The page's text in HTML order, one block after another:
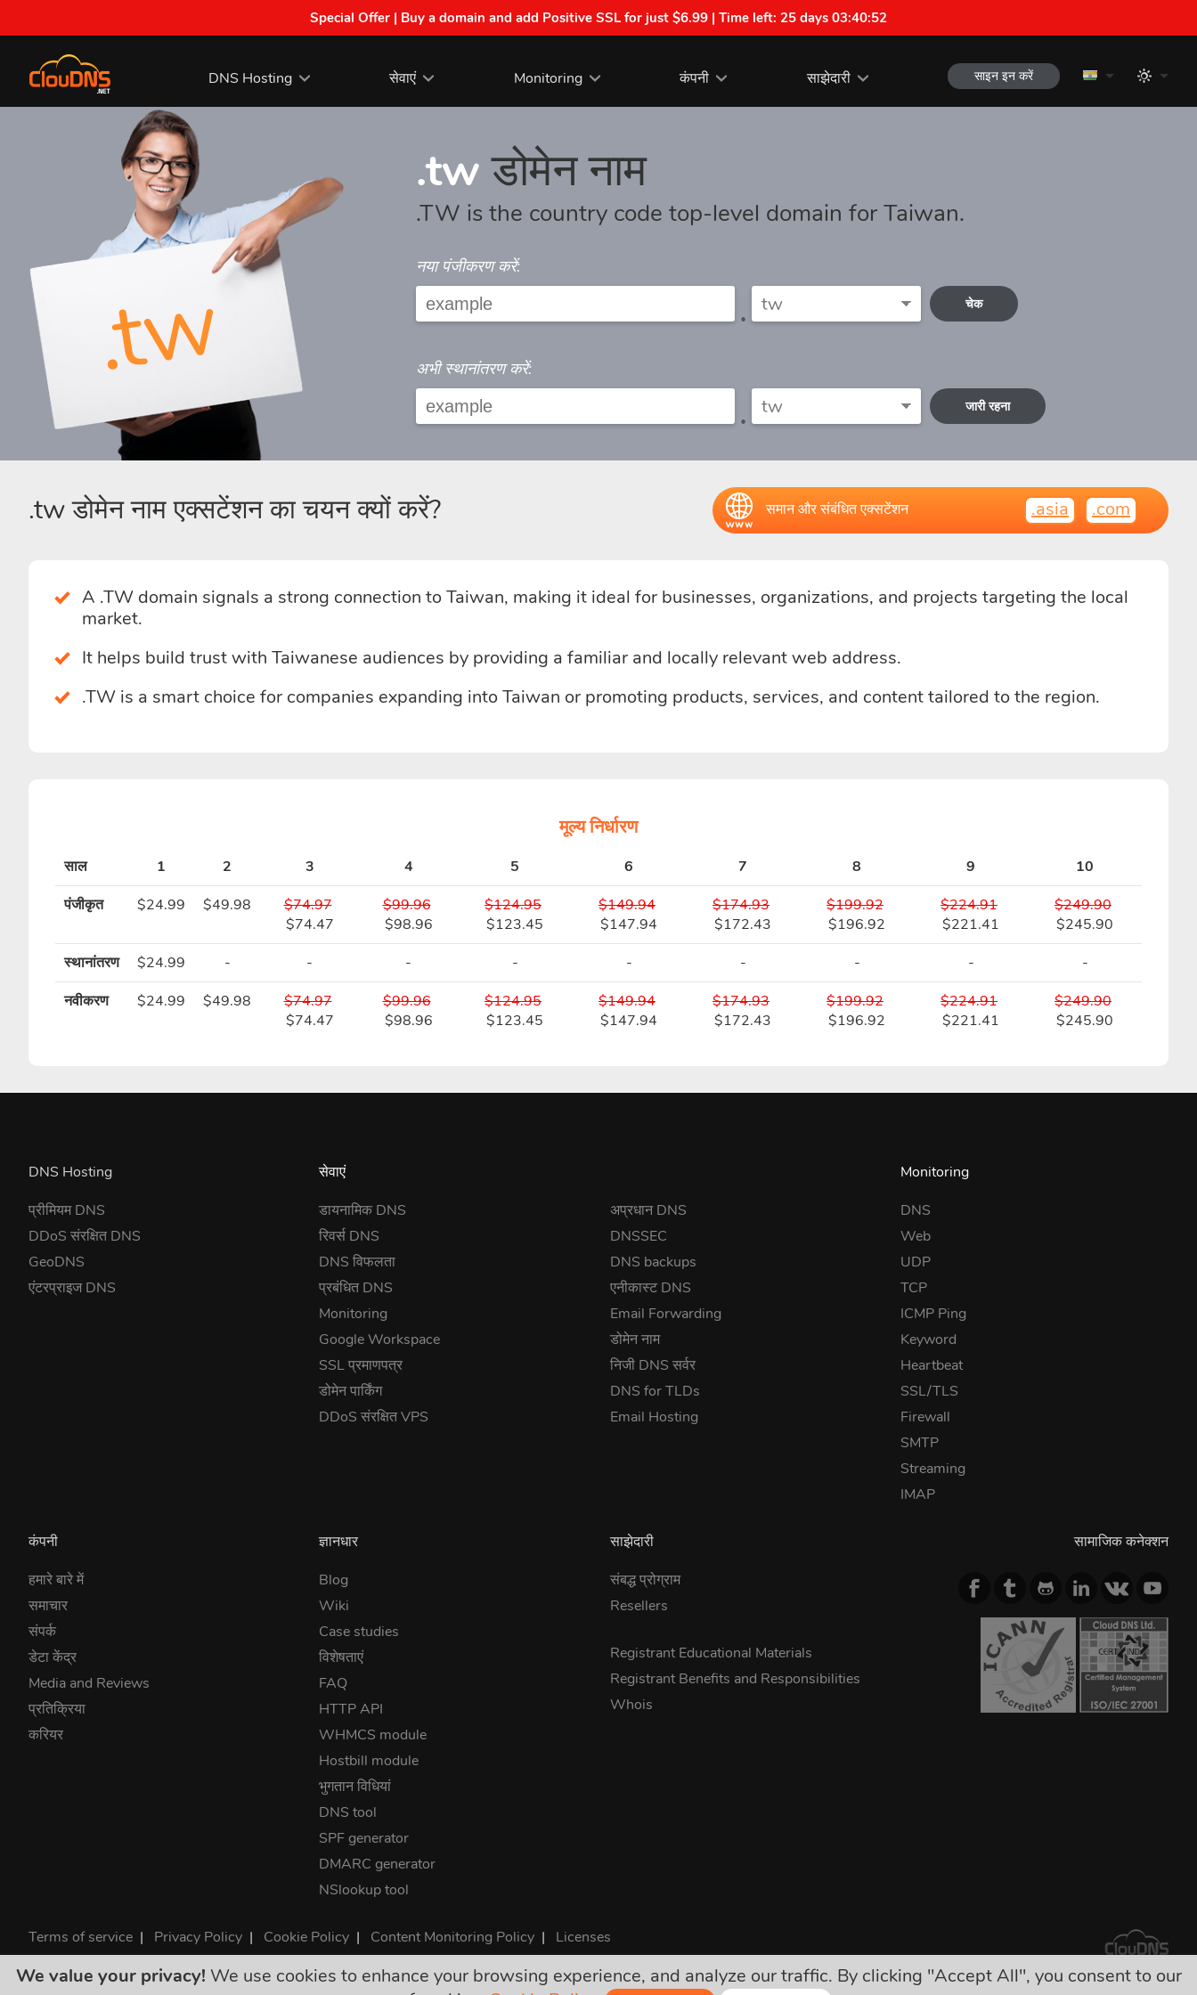
Special Offer | Buy a domain and add Positive SSL for just $6.99 | Time left: 25 days 03:40:51
DNS Hosting सेवाएं Monitoring कंपनी साझेदारी साइन इन करें
.tw
.twडोमेन नाम
.TW is the country code top-level domain for Taiwan.
नया पंजीकरण करें:
. चेक
अभी स्थानांतरण करें:
. जारी रहना
.tw डोमेन नाम एक्सटेंशन का चयन क्यों करें? समान और संबंधित एक्सटेंशन .asia .com
A .TW domain signals a strong connection to Taiwan, making it ideal for businesses, organizations, and projects targeting the local
market.
It helps build trust with Taiwanese audiences by providing a familiar and locally relevant web address.
.TW is a smart choice for companies expanding into Taiwan or promoting products, services, and content tailored to the region.
मूल्य निर्धारण
साल 1 2 3 4 5 6 7 8 9
10
पंजीकृत
$24.99 $49.98
$74.97
$74.47
$99.96
$98.96
$124.95
$123.45
$149.94
$147.94
$174.93
$172.43
$199.92
$196.92
$224.91
$221.41
$249.90
$245.90
स्थानांतरण
$24.99 - - - - - - - -
-
नवीकरण
$24.99 $49.98
$74.97
$74.47
$99.96
$98.96
$124.95
$123.45
$149.94
$147.94
$174.93
$172.43
$199.92
$196.92
$224.91
$221.41
$249.90
$245.90
DNS Hosting
प्रीमियम DNS
DDoS संरक्षित DNS
GeoDNS
एंटरप्राइज DNS
सेवाएं
डायनामिक DNS
रिवर्स DNS
DNS विफलता
प्रबंधित DNS
Monitoring
Google Workspace
SSL प्रमाणपत्र
डोमेन पार्किंग
DDoS संरक्षित VPS
अप्रधान DNS
DNSSEC
DNS backups
एनीकास्ट DNS
Email Forwarding
डोमेन नाम
निजी DNS सर्वर
DNS for TLDs
Email Hosting
Monitoring
DNS
Web
UDP
TCP
ICMP Ping
Keyword
Heartbeat
SSL/TLS
Firewall
SMTP
Streaming
IMAP
कंपनी
हमारे बारे में
समाचार
संपर्क
डेटा केंद्र
Media and Reviews
प्रतिक्रिया
करियर
ज्ञानधार
Blog
Wiki
Case studies
विशेषताएं
FAQ
HTTP API
WHMCS module
Hostbill module
भुगतान विधियां
DNS tool
SPF generator
DMARC generator
NSlookup tool
साझेदारी
संबद्ध प्रोग्राम
Resellers
Registrant Educational Materials
Registrant Benefits and Responsibilities
Whois
सामाजिक कनेक्शन
Terms of service | Privacy Policy | Cookie Policy | Content Monitoring Policy | Licenses
©2026 ClouDNS
सभी कीमतें अंतिम हैं और सभी आवश्यक कर इसमें शामिल हैं। कोई अन्य छुपा शुल्क नहीं!
We value your privacy! We use cookies to enhance your browsing experience, and analyze our traffic. By clicking "Accept All", you consent to our